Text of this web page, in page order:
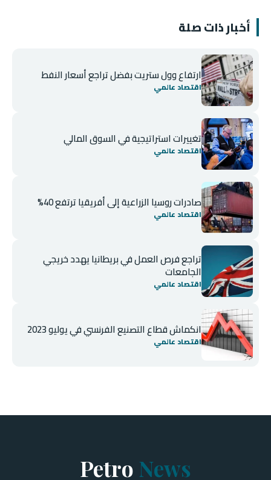
أخبار ذات صلة
ارتفاع وول ستريت بفضل تراجع أسعار النفط
اقتصاد عالمي
تغييرات استراتيجية في السوق المالي
اقتصاد عالمي
صادرات روسيا الزراعية إلى أفريقيا ترتفع 40%
اقتصاد عالمي
تراجع فرص العمل في بريطانيا يهدد خريجي
الجامعات
اقتصاد عالمي
انكماش قطاع التصنيع الفرنسي في يوليو 2023
اقتصاد عالمي
Petro News